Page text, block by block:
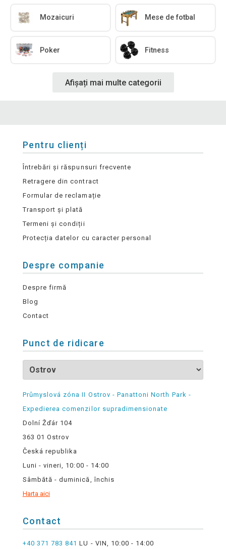
Mozaicuri Mese de fotbal
Poker Fitness
Afișați mai multe categorii
Pentru clienți
Întrebări și răspunsuri frecvente
Retragere din contract
Formular de reclamație
Transport și plată
Termeni și condiții
Protecția datelor cu caracter personal
Despre companie
Despre firmă
Blog
Contact
Punct de ridicare
Průmyslová zóna II Ostrov - Panattoni North Park -
Expedierea comenzilor supradimensionate
Dolní Žďár 104
363 01 Ostrov
Česká republika
Luni - vineri, 10:00 - 14:00
Sâmbătă - duminică, închis
Harta aici
Contact
+40 371 783 841 LU - VIN, 10:00 - 14:00